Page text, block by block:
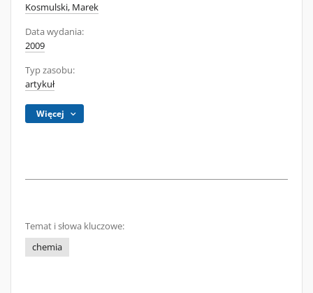
Kosmulski, Marek
Data wydania:
2009
Typ zasobu:
artykuł
Więcej
Temat i słowa kluczowe:
chemia